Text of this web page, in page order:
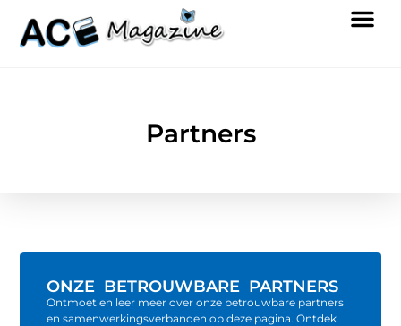
Partners
ONZE BETROUWBARE PARTNERS
Ontmoet en leer meer over onze betrouwbare partners
en samenwerkingsverbanden op deze pagina. Ontdek